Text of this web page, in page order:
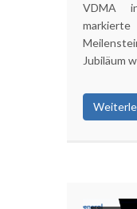
VDMA
Jubiläum